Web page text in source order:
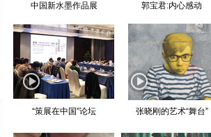
中国新水墨作品展 郭宝君:内心感动
“策展在中国”论坛 张晓刚的艺术“舞台”